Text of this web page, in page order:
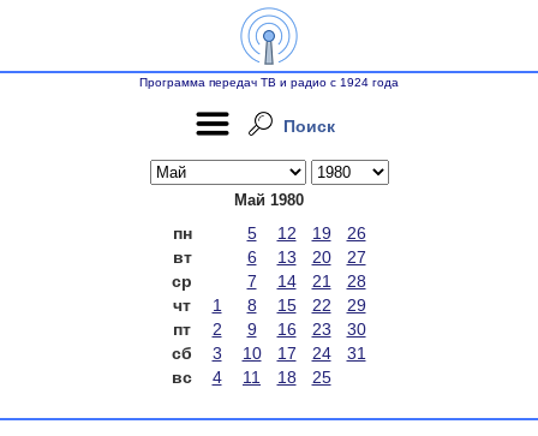
Программа передач ТВ и радио с 1924 года
Поиск
Май 1980
пн 5 12 19
26
вт
6 13 20
27
ср
7 14 21
28
чт
1 8 15 22
29
пт
2 9 16 23
30
сб
3 10 17 24
31
вс
4 11 18 25